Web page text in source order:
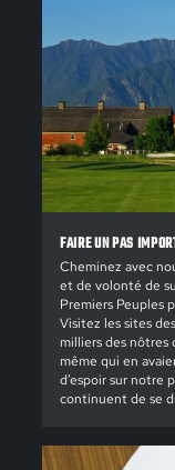
FAIRE UN PAS
Cheminez avec
et de volonté de
Premiers Peuples
Visitez les sites
milliers des nôtres
même qui en
d’espoir sur notre
continuent de se